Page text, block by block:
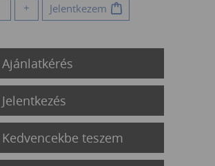
+ Jelentkezem
Ajánlatkérés
Jelentkezés
Kedvencekbe teszem